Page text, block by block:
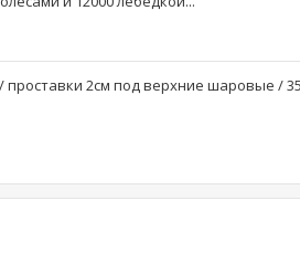
2см под верхние шаровые /